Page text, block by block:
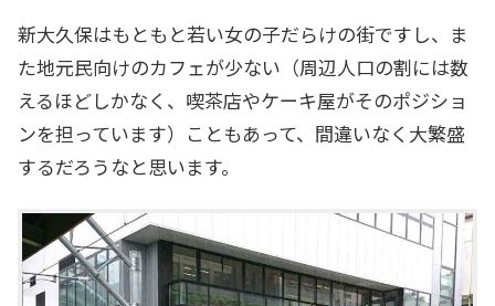
新大久保はもともと若い女の子だらけの街ですし、ま
た地元民向けのカフェが少ない（周辺人口の割には数
えるほどしかなく、喫茶店やケーキ屋がそのポジショ
ンを担っています）こともあって、間違いなく大繁盛
するだろうなと思います。